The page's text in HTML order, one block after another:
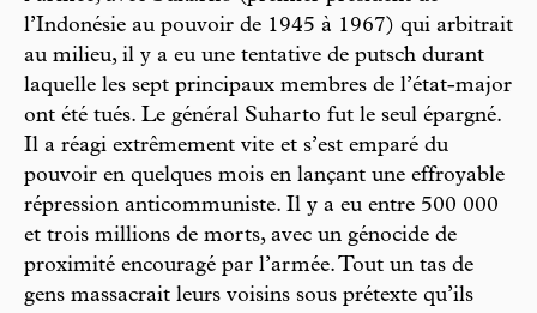
l’Indonésie au pouvoir de 1945 à 1967) qui arbitrait
au milieu, il y a eu une tentative de putsch durant
laquelle les sept principaux membres de l’état-major
ont été tués. Le général Suharto fut le seul épargné.
Il a réagi extrêmement vite et s’est emparé du
pouvoir en quelques mois en lançant une effroyable
répression anticommuniste. Il y a eu entre 500 000
et trois millions de morts, avec un génocide de
proximité encouragé par l’armée. Tout un tas de
gens massacrait leurs voisins sous prétexte qu’ils